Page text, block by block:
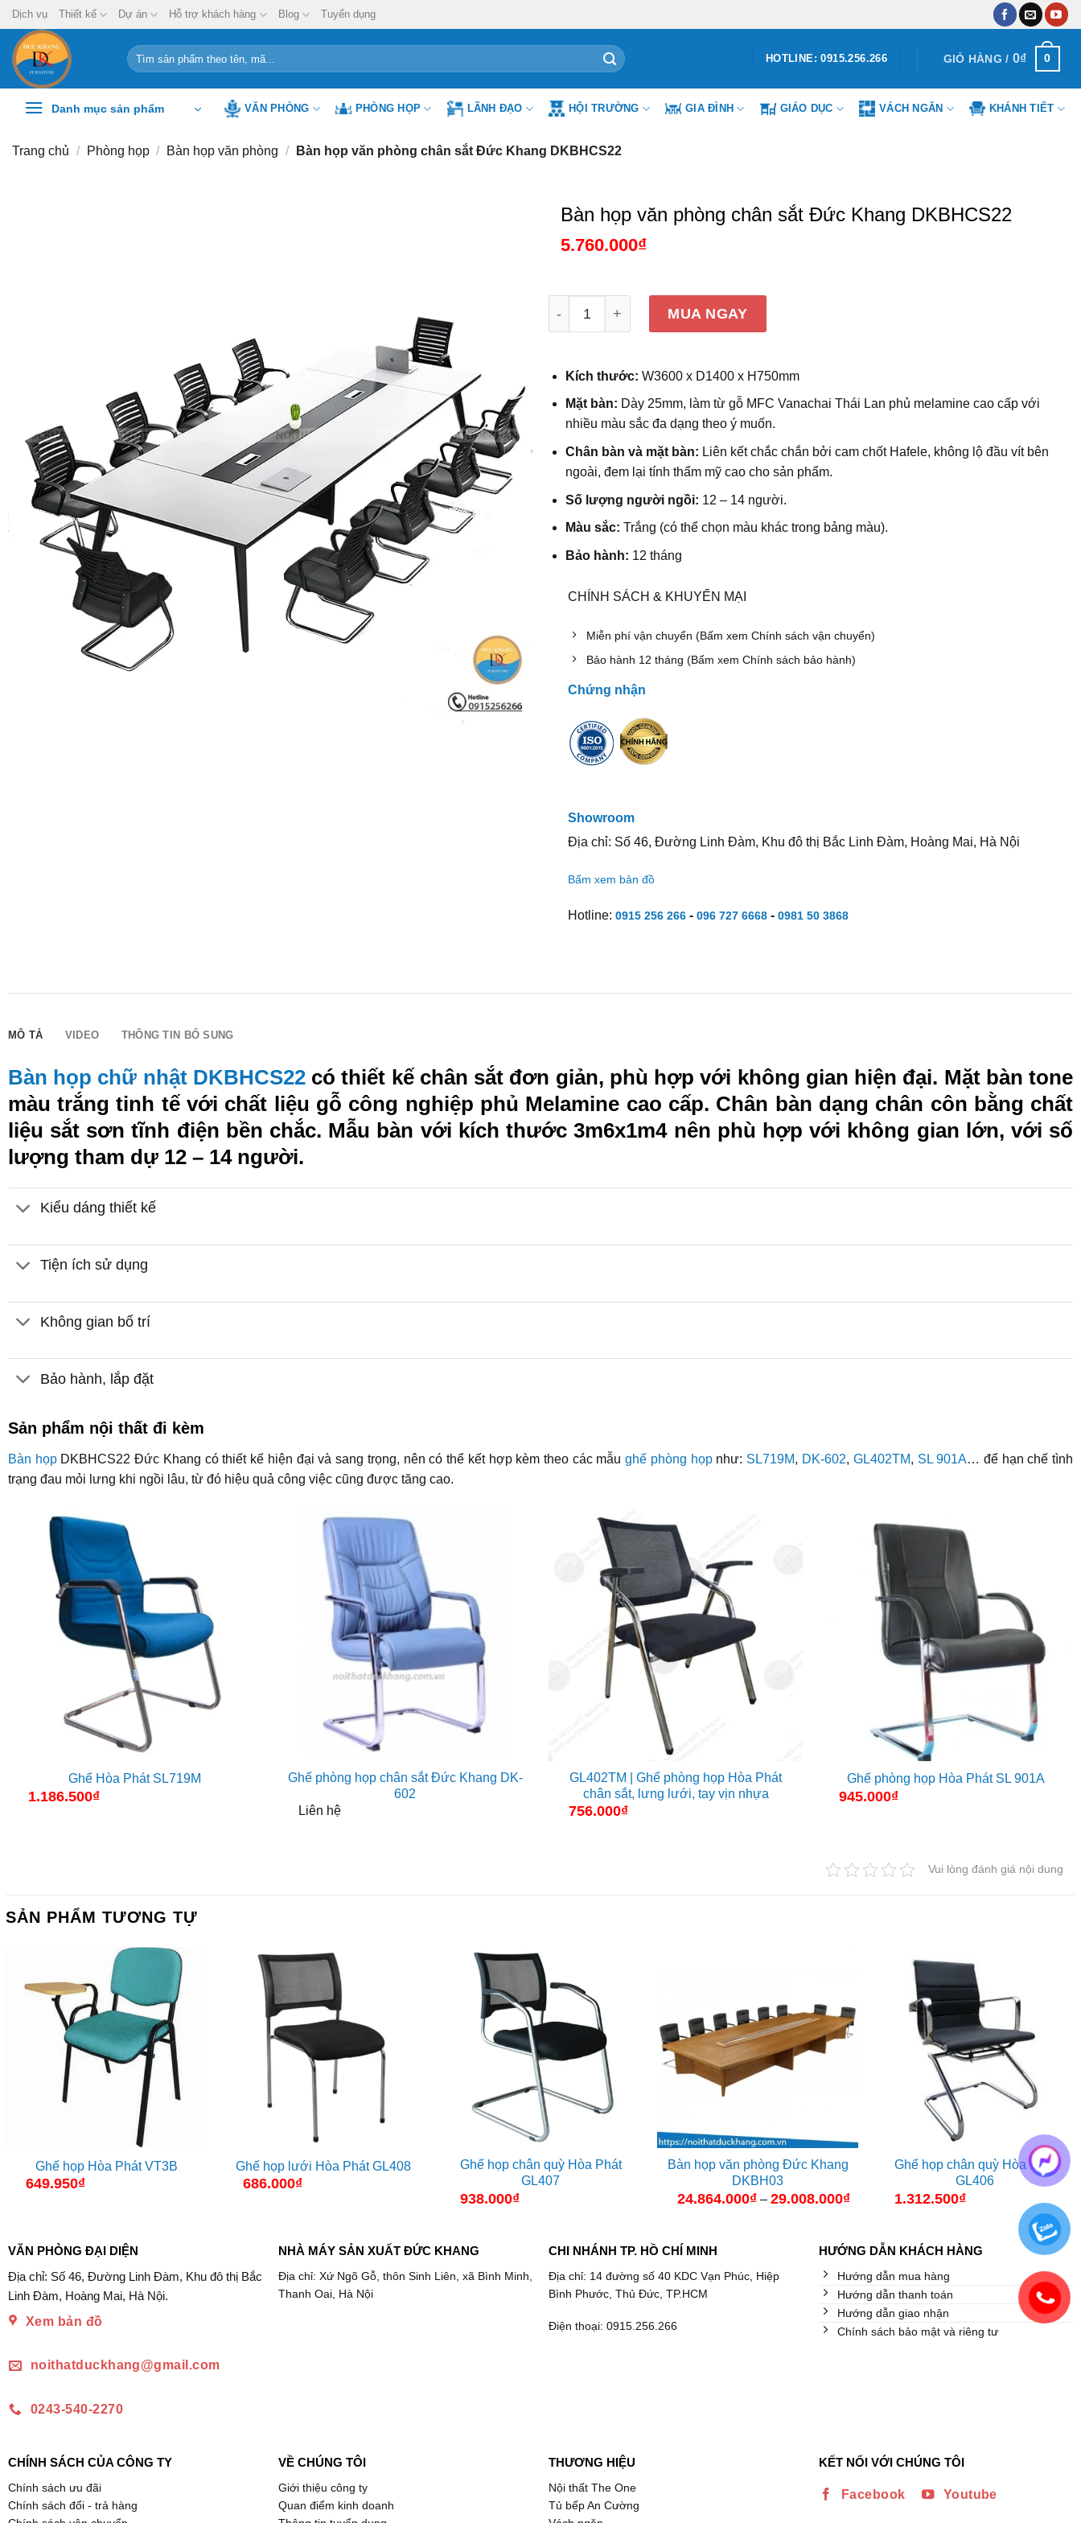
Chuyển
đến
nội
dung
Dịch vụ Thiết kế Dự án Hỗ trợ khách hàng Blog Tuyển dụng
Tìm
kiếm:
HOTLINE: 0915.256.266 GIỎ HÀNG / 0₫ 0
Danh mục sản phẩm VĂN PHÒNG PHÒNG HỌP LÃNH ĐẠO HỘI TRƯỜNG GIA ĐÌNH GIÁO DỤC VÁCH NGĂN KHÁNH TIẾT
Trang chủ / Phòng họp / Bàn họp văn phòng / Bàn họp văn phòng chân sắt Đức Khang DKBHCS22
Bàn họp văn phòng chân sắt Đức Khang DKBHCS22
5.760.000₫
MUA NGAY
Kích thước: W3600 x D1400 x H750mm
Mặt bàn: Dày 25mm, làm từ gỗ MFC Vanachai Thái Lan phủ melamine cao cấp với
nhiều màu sắc đa dạng theo ý muốn.
Chân bàn và mặt bàn: Liên kết chắc chắn bởi cam chốt Hafele, không lộ đầu vít bên
ngoài, đem lại tính thẩm mỹ cao cho sản phẩm.
Số lượng người ngồi: 12 – 14 người.
Màu sắc: Trắng (có thể chọn màu khác trong bảng màu).
Bảo hành: 12 tháng
CHÍNH SÁCH & KHUYẾN MẠI
Miễn phí vận chuyển (Bấm xem Chính sách vận chuyển)
Bảo hành 12 tháng (Bấm xem Chính sách bảo hành)
Chứng nhận
Showroom
Địa chỉ: Số 46, Đường Linh Đàm, Khu đô thị Bắc Linh Đàm, Hoàng Mai, Hà Nội
Bấm xem bản đồ
Hotline: 0915 256 266- 096 727 6668- 0981 50 3868
MÔ TẢ VIDEO THÔNG TIN BỔ SUNG
Bàn họp chữ nhật DKBHCS22có thiết kế chân sắt đơn giản, phù hợp với không gian hiện đại. Mặt bàn tone
màu trắng tinh tế với chất liệu gỗ công nghiệp phủ Melamine cao cấp. Chân bàn dạng chân côn bằng chất
liệu sắt sơn tĩnh điện bền chắc. Mẫu bàn với kích thước 3m6x1m4 nên phù hợp với không gian lớn, với số
lượng tham dự 12 – 14 người.
Kiểu dáng thiết kế
Tiện ích sử dụng
Không gian bố trí
Bảo hành, lắp đặt
Sản phẩm nội thất đi kèm
Bàn họpDKBHCS22 Đức Khang có thiết kế hiện đại và sang trọng, nên có thể kết hợp kèm theo các mẫughế phòng họpnhư: SL719M, DK-602, GL402TM, SL 901A… để hạn chế tình
trạng đau mỏi lưng khi ngồi lâu, từ đó hiệu quả công việc cũng được tăng cao.
Ghế Hòa Phát SL719M
1.186.500₫
Ghế phòng họp chân sắt Đức Khang DK-
602
Liên hệ
GL402TM | Ghế phòng họp Hòa Phát
chân sắt, lưng lưới, tay vịn nhựa
756.000₫
Ghế phòng họp Hòa Phát SL 901A
945.000₫
Vui lòng đánh giá nội dung
SẢN PHẨM TƯƠNG TỰ
Ghế họp Hòa Phát VT3B
649.950₫
Ghế họp lưới Hòa Phát GL408
686.000₫
Ghế họp chân quỳ Hòa Phát
GL407
938.000₫
Bàn họp văn phòng Đức Khang
DKBH03
24.864.000₫ – 29.008.000₫Khoảng
đến
Ghế họp chân quỳ Hòa Phát
GL406
1.312.500₫
VĂN PHÒNG ĐẠI DIỆN
Địa chỉ: Số 46, Đường Linh Đàm, Khu đô thị Bắc
Linh Đàm, Hoàng Mai, Hà Nội.
Xem bản đồ
noithatduckhang@gmail.com
0243-540-2270
NHÀ MÁY SẢN XUẤT ĐỨC KHANG
Địa chỉ: Xứ Ngõ Gỗ, thôn Sinh Liên, xã Bình Minh,
Thanh Oai, Hà Nội
CHI NHÁNH TP. HỒ CHÍ MINH
Địa chỉ: 14 đường số 40 KDC Vạn Phúc, Hiệp
Bình Phước, Thủ Đức, TP.HCM
Điện thoại: 0915.256.266
HƯỚNG DẪN KHÁCH HÀNG
Hướng dẫn mua hàng
Hướng dẫn thanh toán
Hướng dẫn giao nhận
Chính sách bảo mật và riêng tư
CHÍNH SÁCH CỦA CÔNG TY
Chính sách ưu đãi
Chính sách đổi - trả hàng
VỀ CHÚNG TÔI
Giới thiệu công ty
Quan điểm kinh doanh
THƯƠNG HIỆU
Nội thất The One
Tủ bếp An Cường
KẾT NỐI VỚI CHÚNG TÔI
Facebook Youtube